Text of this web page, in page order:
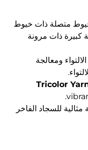
متصلة ذات خيوط
كبيرة ذات مرونة
ومعالجة
Tricolor
للسجاد الفاخر